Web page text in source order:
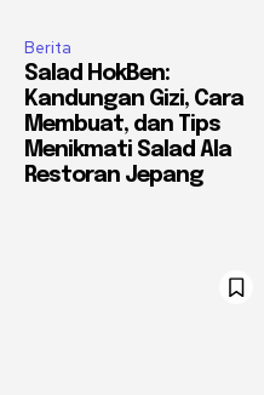
Berita
Salad HokBen:
Kandungan Gizi, Cara
Membuat, dan Tips
Menikmati Salad Ala
Restoran Jepang